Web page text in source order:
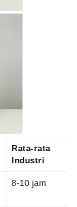
Rata-rata
Industri
8-10 jam